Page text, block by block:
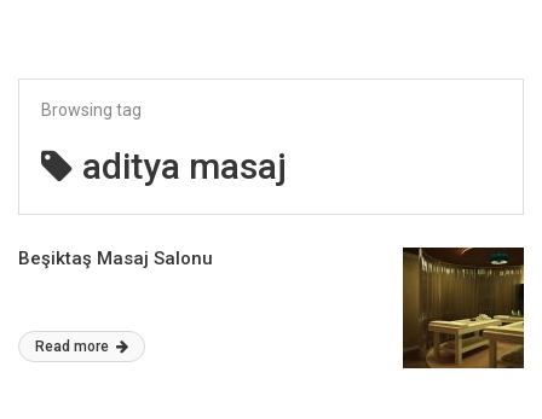
Browsing tag
aditya masaj
Beşiktaş Masaj Salonu
Read more